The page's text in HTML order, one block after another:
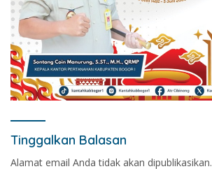
Tinggalkan Balasan
Alamat email Anda tidak akan dipublikasikan.